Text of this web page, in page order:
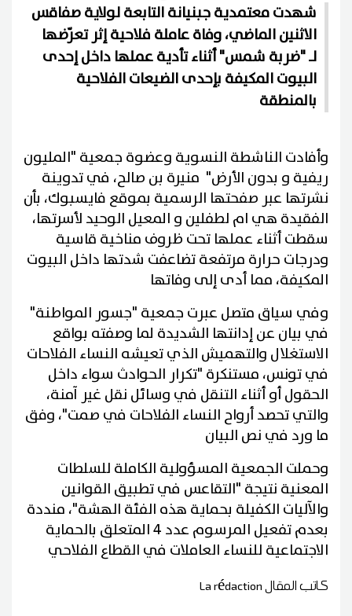
شهدت معتمدية جبنيانة التابعة لولاية صفاقس
الاثنين الماضي، وفاة عاملة فلاحية إثر تعرّضها
لـ "ضربة شمس" أثناء تأدية عملها داخل إحدى
البيوت المكيفة بإحدى الضيعات الفلاحية
بالمنطقة
وأفادت الناشطة النسوية وعضوة جمعية "المليون
ريفية و بدون الأرض" منيرة بن صالح، في تدوينة
نشرتها عبر صفحتها الرسمية بموقع فايسبوك، بأن
الفقيدة هي ام لطفلين و المعيل الوحيد لأسرتها،
سقطت أثناء عملها تحت ظروف مناخية قاسية
ودرجات حرارة مرتفعة تضاعفت شدتها داخل البيوت
المكيفة، مما أدى إلى وفاتها
وفي سياق متصل عبرت جمعية "جسور المواطنة"
في بيان عن إدانتها الشديدة لما وصفته بواقع
الاستغلال والتهميش الذي تعيشه النساء الفلاحات
في تونس، مستنكرة "تكرار الحوادث سواء داخل
الحقول أو أثناء التنقل في وسائل نقل غير آمنة،
والتي تحصد أرواح النساء الفلاحات في صمت"، وفق
ما ورد في نص البيان
وحملت الجمعية المسؤولية الكاملة للسلطات
المعنية نتيجة "التقاعس في تطبيق القوانين
والآليات الكفيلة بحماية هذه الفئة الهشة"، منددة
بعدم تفعيل المرسوم عدد 4 المتعلق بالحماية
الاجتماعية للنساء العاملات في القطاع الفلاحي
كاتب المقالLa rédaction